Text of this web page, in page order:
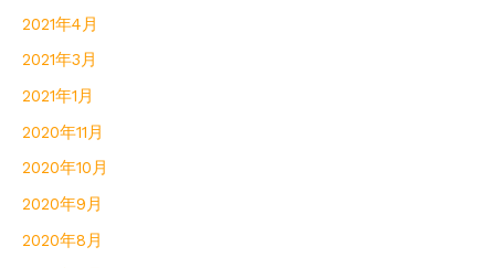
2021年4月
2021年3月
2021年1月
2020年11月
2020年10月
2020年9月
2020年8月